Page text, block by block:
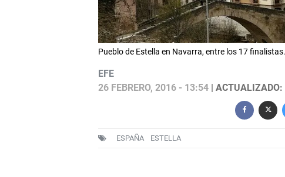
Pueblo de Estella en Navarra, entre los 17
EFE
26 FEBRERO, 2016 - 13:54| ACTUALIZADO:
ESPAÑA ESTELLA